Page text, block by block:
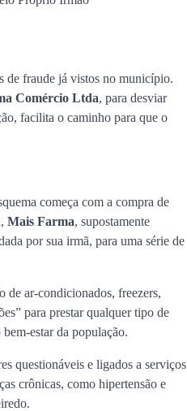
de fraude já vistos no município.
Comércio Ltda, para desviar
facilita o caminho para que o
começa com a compra de
Mais Farma, supostamente
por sua irmã, para uma série de
de ar-condicionados, freezers,
para prestar qualquer tipo de
estar da população.
questionáveis e ligados a serviços
crônicas, como hipertensão e
ligado ao Governo do
11 de junho de 2026